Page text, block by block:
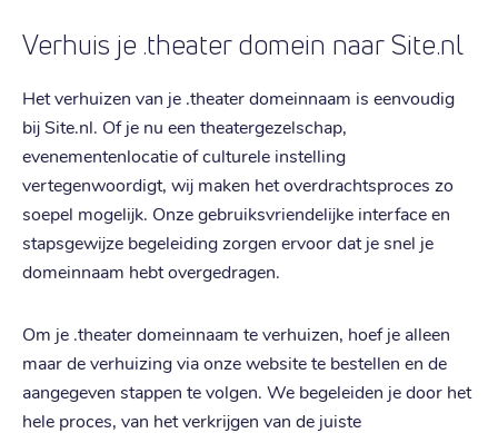
Verhuis je .theater domein naar Site.nl
Het verhuizen van je .theater domeinnaam is eenvoudig
bij Site.nl. Of je nu een theatergezelschap,
evenementenlocatie of culturele instelling
vertegenwoordigt, wij maken het overdrachtsproces zo
soepel mogelijk. Onze gebruiksvriendelijke interface en
stapsgewijze begeleiding zorgen ervoor dat je snel je
domeinnaam hebt overgedragen.
Om je .theater domeinnaam te verhuizen, hoef je alleen
maar de verhuizing via onze website te bestellen en de
aangegeven stappen te volgen. We begeleiden je door het
hele proces, van het verkrijgen van de juiste